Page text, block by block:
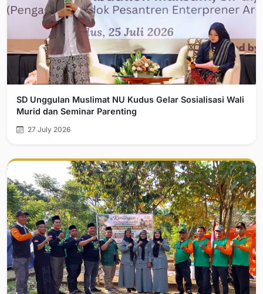
SD Unggulan Muslimat NU Kudus Gelar Sosialisasi Wali
Murid dan Seminar Parenting
27 July 2026